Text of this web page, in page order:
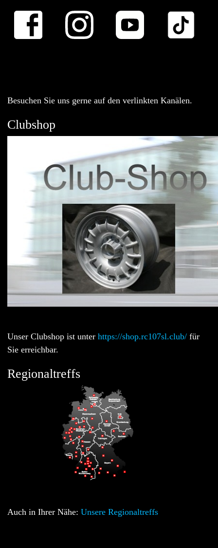
Besuchen Sie uns gerne auf den verlinkten Kanälen.
Clubshop
Unser Clubshop ist unter https://shop.rc107sl.club/ für
Sie erreichbar.
Regionaltreffs
Auch in Ihrer Nähe: Unsere Regionaltreffs